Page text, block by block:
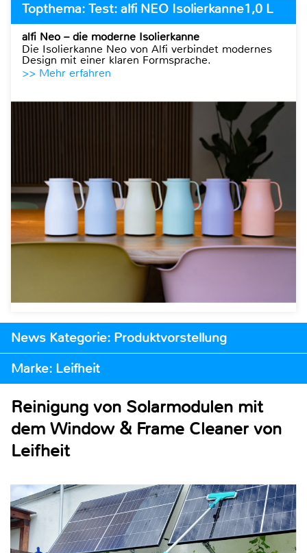
Topthema: Test: alfi NEO Isolierkanne1,0 L
alfi Neo – die moderne Isolierkanne
Die Isolierkanne Neo von Alfi verbindet modernes
Design mit einer klaren Formsprache.
>> Mehr erfahren
News Kategorie: Produktvorstellung
Marke: Leifheit
Reinigung von Solarmodulen mit
dem Window & Frame Cleaner von
Leifheit